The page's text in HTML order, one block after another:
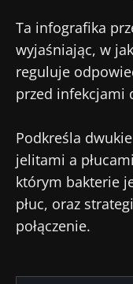
Ta infografika
wyjaśniając, w
reguluje
przed infekcjami
Podkreśla
jelitami a
którym bakterie
płuc, oraz
połączenie.